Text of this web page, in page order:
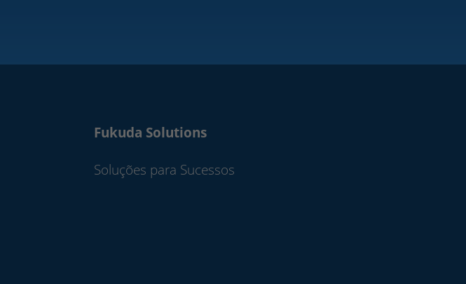
Fukuda Solutions
Soluções para Sucessos